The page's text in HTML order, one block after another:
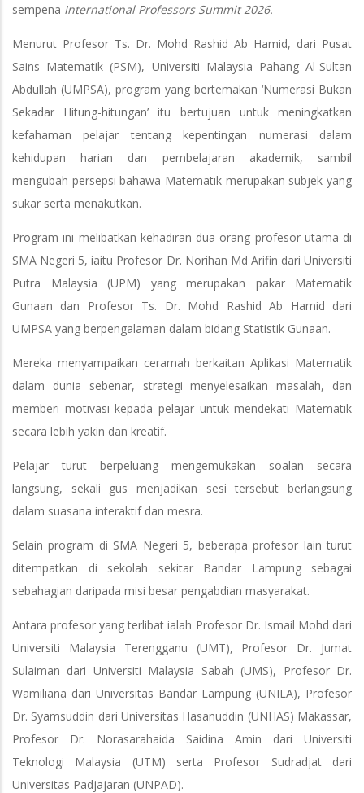
sempena International Professors Summit 2026.
Menurut Profesor Ts. Dr. Mohd Rashid Ab Hamid, dari Pusat
Sains Matematik (PSM), Universiti Malaysia Pahang Al-Sultan
Abdullah (UMPSA), program yang bertemakan ‘Numerasi Bukan
Sekadar Hitung-hitungan’ itu bertujuan untuk meningkatkan
kefahaman pelajar tentang kepentingan numerasi dalam
kehidupan harian dan pembelajaran akademik, sambil
mengubah persepsi bahawa Matematik merupakan subjek yang
sukar serta menakutkan.
Program ini melibatkan kehadiran dua orang profesor utama di
SMA Negeri 5, iaitu Profesor Dr. Norihan Md Arifin dari Universiti
Putra Malaysia (UPM) yang merupakan pakar Matematik
Gunaan dan Profesor Ts. Dr. Mohd Rashid Ab Hamid dari
UMPSA yang berpengalaman dalam bidang Statistik Gunaan.
Mereka menyampaikan ceramah berkaitan Aplikasi Matematik
dalam dunia sebenar, strategi menyelesaikan masalah, dan
memberi motivasi kepada pelajar untuk mendekati Matematik
secara lebih yakin dan kreatif.
Pelajar turut berpeluang mengemukakan soalan secara
langsung, sekali gus menjadikan sesi tersebut berlangsung
dalam suasana interaktif dan mesra.
Selain program di SMA Negeri 5, beberapa profesor lain turut
ditempatkan di sekolah sekitar Bandar Lampung sebagai
sebahagian daripada misi besar pengabdian masyarakat.
Antara profesor yang terlibat ialah Profesor Dr. Ismail Mohd dari
Universiti Malaysia Terengganu (UMT), Profesor Dr. Jumat
Sulaiman dari Universiti Malaysia Sabah (UMS), Profesor Dr.
Wamiliana dari Universitas Bandar Lampung (UNILA), Profesor
Dr. Syamsuddin dari Universitas Hasanuddin (UNHAS) Makassar,
Profesor Dr. Norasarahaida Saidina Amin dari Universiti
Teknologi Malaysia (UTM) serta Profesor Sudradjat dari
Universitas Padjajaran (UNPAD).